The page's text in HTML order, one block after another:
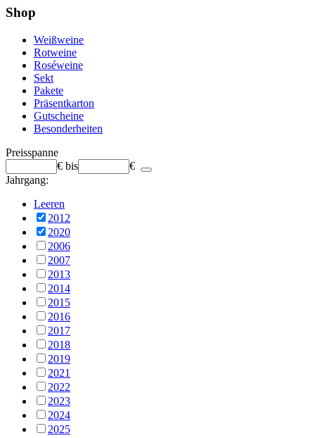
Shop
Weißweine
Rotweine
Roséweine
Sekt
Pakete
Präsentkarton
Gutscheine
Besonderheiten
Preisspanne
€ bis
€
Jahrgang:
Leeren
2012
2020
2006
2007
2013
2014
2015
2016
2017
2018
2019
2021
2022
2023
2024
2025